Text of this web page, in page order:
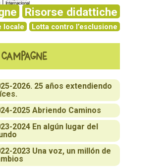
Risorse didattiche
locale Lotta contro l’esclusione
Campagne
2026. 25 años extendiendo
2025 Abriendo Caminos
2024 En algún lugar del
2023 Una voz, un millón de